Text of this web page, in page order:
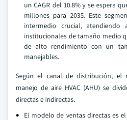
un CAGR del 10.8% y se espera
millones para 2035. Este
intermedio crucial, atendiendo
institucionales de tamaño medio
de alto rendimiento con un
manejables.
Según el canal de distribución, el
manejo de aire HVAC (AHU) se
directas e indirectas.
El modelo de ventas directas es